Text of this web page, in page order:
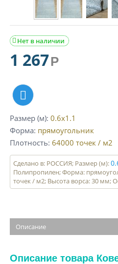
Нет в наличии

1 267Р
Размер (м) 0.6x1.1
Форма прямоугольник
Плотность 64000 точек / м2
Сделано в: РОССИЯ; Размер (м):
Полипропилен; Форма:
точек / м2; Высота ворса: 30 мм;
Описание
Описание товара